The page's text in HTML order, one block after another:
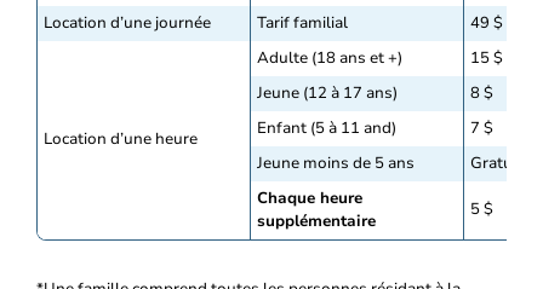
Location d’une journée
Tarif familial 49 $
Location d’une heure
Adulte (18 ans et +)
15 $
Jeune (12 à 17 ans)
8 $
Enfant (5 à 11 and)
7 $
Jeune moins de 5 ans
Gratuit
Chaque heure
supplémentaire
5 $